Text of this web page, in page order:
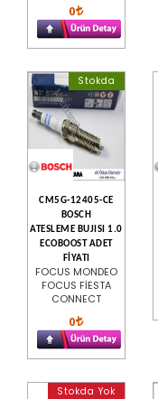
0
Stokda
CM5G-12405-CE
BOSCH
ATESLEME BUJISI 1.0
ECOBOOST ADET
FİYATI
FOCUS MONDEO
FOCUS FİESTA
CONNECT
0
Stokda Yok